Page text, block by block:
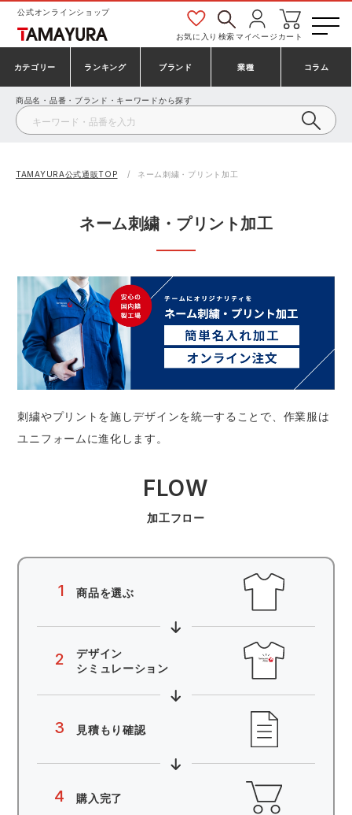
公式オンラインショップ
お気に入り 検索マイページ カート
カテゴリー
安全靴・作業靴
シューズ
作業着・作業服
防寒着
作業用手袋
アウトドア・スポーツ
作業用ポロシャツ
安全保護具
レインウェア・カッパ
ヤッケ
鞄・バッグ
ランキング
安全靴ランキング
安全靴スニーカーランキング
シューズランキング
ミズノ安全靴ランキング
作業着ランキング
アウトドアウェアランキング
作業用ポロシャツランキング
作業用手袋ランキング
レインウェアランキング
アイズフロンティア ランキング
ブランド
アシックス
プーマ コンバース（CONVERSE）
バートル
寅壱 アイトス株式会社
コーコス ジーベック
クロダルマ 桑和
GUSH FORCE
カーシーカシマ
シンメン 日進ゴム
グラディエーター
業種
建設・建築作業服
製造・工場作業服
鉄鋼・機械作業服
農作業服
電気・設備作業服
配達・営業作業服
運送・倉庫作業服
清掃・ビルメンテ作業服
夜間・高視認性安全服
医療白衣・介護服
コラム
商品名・品番・ブランド・キーワードから探す
TAMAYURA公式通販TOP ネーム刺繍・プリント加工
ネーム刺繍・プリント加工
刺繍やプリントを施しデザインを統一することで、作業服は
ユニフォームに進化します。
FLOW
加工フロー
1 商品を選ぶ
2
デザイン
シミュレーション
3 見積もり確認
4 購入完了